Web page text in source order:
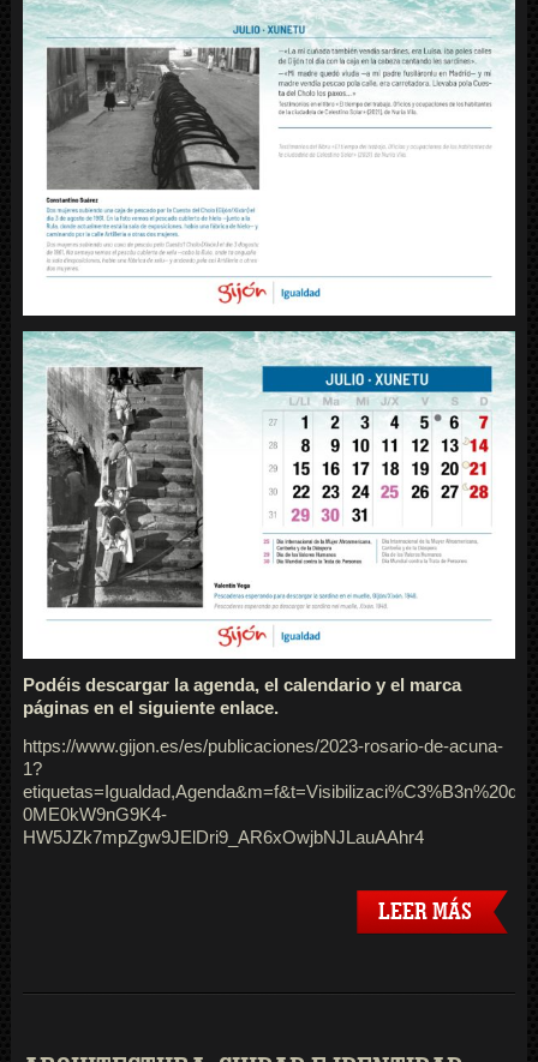
Podéis descargar la agenda, el calendario y el marca
páginas en el siguiente enlace.
https://www.gijon.es/es/publicaciones/2023-rosario-de-acuna-
1?
0ME0kW9nG9K4-
HW5JZk7mpZgw9JElDri9_AR6xOwjbNJLauAAhr4
LEER MÁS